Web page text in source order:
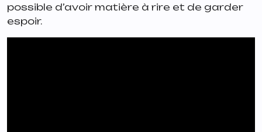
possible d’avoir matière à rire et de garder
espoir.